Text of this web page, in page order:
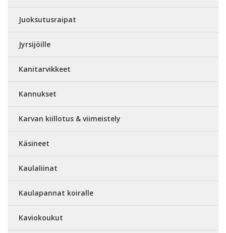
Juoksutusraipat
Jyrsijöille
Kanitarvikkeet
Kannukset
Karvan kiillotus & viimeistely
Käsineet
Kaulaliinat
Kaulapannat koiralle
Kaviokoukut